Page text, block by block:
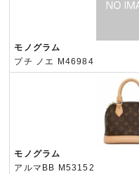
モノグラム
プチ ノエ M46984
モノグラム
アルマBB M53152